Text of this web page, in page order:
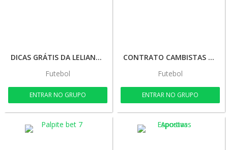
DICAS GRÁTIS DA LELIANE 🔥💰🍀🚀
Futebol
ENTRAR NO GRUPO
CONTRATO CAMBISTAS 🤑🚀
Futebol
ENTRAR NO GRUPO